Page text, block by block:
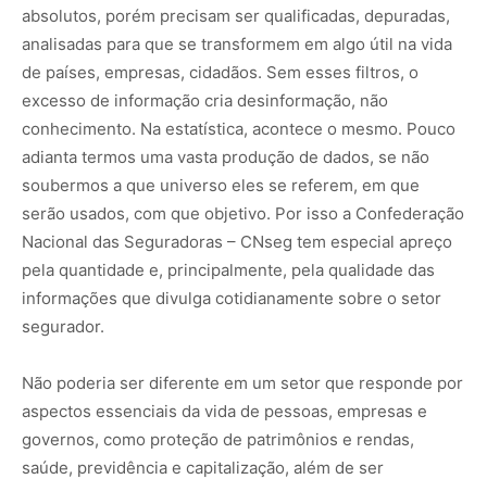
absolutos, porém precisam ser qualificadas, depuradas,
analisadas para que se transformem em algo útil na vida
de países, empresas, cidadãos. Sem esses filtros, o
excesso de informação cria desinformação, não
conhecimento. Na estatística, acontece o mesmo. Pouco
adianta termos uma vasta produção de dados, se não
soubermos a que universo eles se referem, em que
serão usados, com que objetivo. Por isso a Confederação
Nacional das Seguradoras – CNseg tem especial apreço
pela quantidade e, principalmente, pela qualidade das
informações que divulga cotidianamente sobre o setor
segurador.
Não poderia ser diferente em um setor que responde por
aspectos essenciais da vida de pessoas, empresas e
governos, como proteção de patrimônios e rendas,
saúde, previdência e capitalização, além de ser